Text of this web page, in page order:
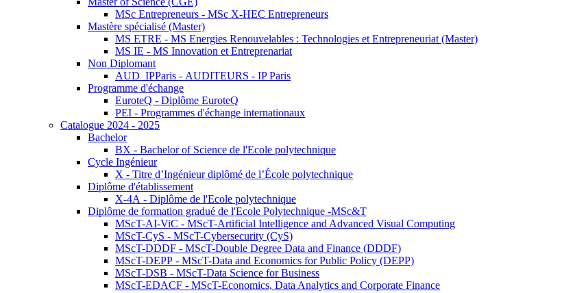
MSc Entrepreneurs - MSc X-HEC Entrepreneurs
Mastère spécialisé (Master)
MS ETRE - MS Energies Renouvelables : Technologies et Entrepreneuriat (Master)
MS IE - MS Innovation et Entreprenariat
Non Diplomant
AUD_IPParis - AUDITEURS - IP Paris
Programme d'échange
EuroteQ - Diplôme EuroteQ
PEI - Programmes d'échange internationaux
Catalogue 2024 - 2025
Bachelor
BX - Bachelor of Science de l'Ecole polytechnique
Cycle Ingénieur
X - Titre d’Ingénieur diplômé de l’École polytechnique
Diplôme d'établissement
X-4A - Diplôme de l'Ecole polytechnique
Diplôme de formation gradué de l'Ecole Polytechnique -MSc&T
MScT-AI-ViC - MScT-Artificial Intelligence and Advanced Visual Computing
MScT-CyS - MScT-Cybersecurity (CyS)
MScT-DDDF - MScT-Double Degree Data and Finance (DDDF)
MScT-DEPP - MScT-Data and Economics for Public Policy (DEPP)
MScT-DSB - MScT-Data Science for Business
MScT-EDACF - MScT-Economics, Data Analytics and Corporate Finance